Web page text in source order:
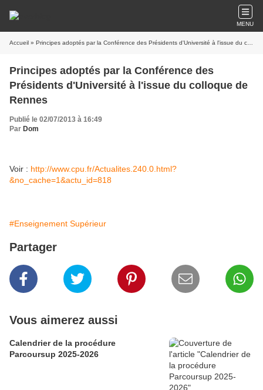
MENU
Accueil » Principes adoptés par la Conférence des Présidents d'Université à l'issue du colloque de Rennes
Principes adoptés par la Conférence des
Présidents d'Université à l'issue du colloque de
Rennes
Publié le 02/07/2013 à 16:49
Par Dom
Voir : http://www.cpu.fr/Actualites.240.0.html?
&no_cache=1&actu_id=818
#Enseignement Supérieur
Partager
Vous aimerez aussi
Calendrier de la procédure
Parcoursup 2025-2026